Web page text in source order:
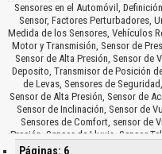
Sensores en el Automóvil,
Sensor, Factores Perturbadores,
Medida de los Sensores, Vehículos
Motor y Transmisión, Sensor de
Sensor de Alta Presión, Sensor de
Deposito, Transmisor de Posición
de Levas, Sensores de
Sensor de Alta Presión, Sensor de
Sensor de Inclinación, Sensor de
Sensores de Comfort, sensor de
Presión, Sensor de Lluvia, Sensor
Según la Señal de Salida, Según la
Páginas: 6